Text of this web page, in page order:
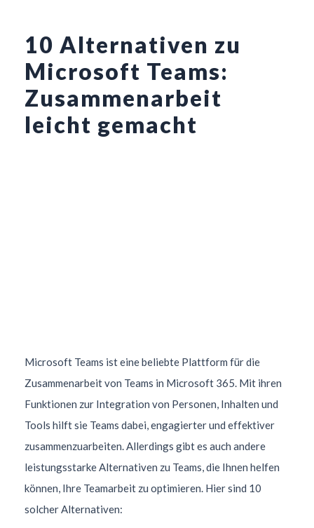
springen10 Alternativen zu
Microsoft Teams:
Zusammenarbeit
leicht gemacht
Microsoft Teams ist eine beliebte Plattform für die
Zusammenarbeit von Teams in Microsoft 365. Mit ihren
Funktionen zur Integration von Personen, Inhalten und
Tools hilft sie Teams dabei, engagierter und effektiver
zusammenzuarbeiten. Allerdings gibt es auch andere
leistungsstarke Alternativen zu Teams, die Ihnen helfen
können, Ihre Teamarbeit zu optimieren. Hier sind 10
solcher Alternativen: